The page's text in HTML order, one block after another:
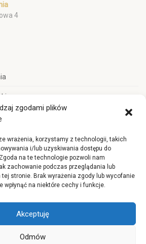
zgodami plików
wrażenia, korzystamy z technologii, takich
i/lub uzyskiwania dostępu do
na te technologie pozwoli nam
zachowanie podczas przeglądania lub
stronie. Brak wyrażenia zgody lub wycofanie
wpłynąć na niektóre cechy i funkcje.
Akceptuję
Odmów
4
Króla Kazimierza Wielkiego